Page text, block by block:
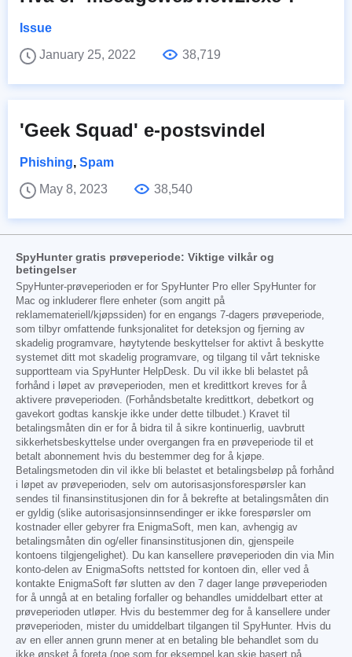
Issue
January 25, 2022
38,719
'Geek Squad' e-postsvindel
Phishing, Spam
May 8, 2023
38,540
SpyHunter gratis prøveperiode: Viktige vilkår og
betingelser
SpyHunter-prøveperioden er for SpyHunter Pro eller SpyHunter for
Mac og inkluderer flere enheter (som angitt på
reklamemateriell/kjøpssiden) for en engangs 7-dagers prøveperiode,
som tilbyr omfattende funksjonalitet for deteksjon og fjerning av
skadelig programvare, høytytende beskyttelser for aktivt å beskytte
systemet ditt mot skadelig programvare, og tilgang til vårt tekniske
supportteam via SpyHunter HelpDesk. Du vil ikke bli belastet på
forhånd i løpet av prøveperioden, men et kredittkort kreves for å
aktivere prøveperioden. (Forhåndsbetalte kredittkort, debetkort og
gavekort godtas kanskje ikke under dette tilbudet.) Kravet til
betalingsmåten din er for å bidra til å sikre kontinuerlig, uavbrutt
sikkerhetsbeskyttelse under overgangen fra en prøveperiode til et
betalt abonnement hvis du bestemmer deg for å kjøpe.
Betalingsmetoden din vil ikke bli belastet et betalingsbeløp på forhånd
i løpet av prøveperioden, selv om autorisasjonsforespørsler kan
sendes til finansinstitusjonen din for å bekrefte at betalingsmåten din
er gyldig (slike autorisasjonsinnsendinger er ikke forespørsler om
kostnader eller gebyrer fra EnigmaSoft, men kan, avhengig av
betalingsmåten din og/eller finansinstitusjonen din, gjenspeile
kontoens tilgjengelighet). Du kan kansellere prøveperioden din via Min
konto-delen av EnigmaSofts nettsted for kontoen din, eller ved å
kontakte EnigmaSoft før slutten av den 7 dager lange prøveperioden
for å unngå at en betaling forfaller og behandles umiddelbart etter at
prøveperioden utløper. Hvis du bestemmer deg for å kansellere under
prøveperioden, mister du umiddelbart tilgangen til SpyHunter. Hvis du
av en eller annen grunn mener at en betaling ble behandlet som du
ikke ønsket å foreta (noe som for eksempel kan skje basert på